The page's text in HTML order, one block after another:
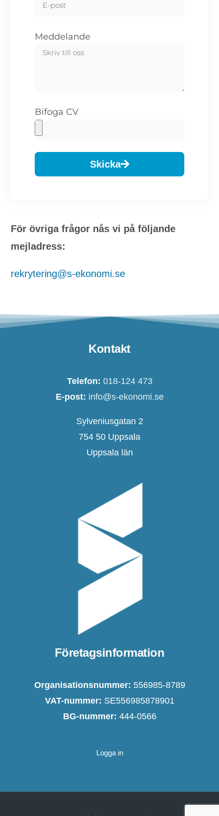
Meddelande
Bifoga CV
Skicka
För övriga frågor nås vi på följande
mejladress:
rekrytering@s-ekonomi.se
Kontakt
Telefon: 018-124 473
E-post: info@s-ekonomi.se
Sylveniusgatan 2
754 50 Uppsala
Uppsala län
Företagsinformation
Organisationsnummer: 556985-8789
VAT-nummer: SE556985878901
BG-nummer: 444-0566
Logga in